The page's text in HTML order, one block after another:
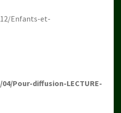
Enfants-et-
Pour-diffusion-LECTURE-